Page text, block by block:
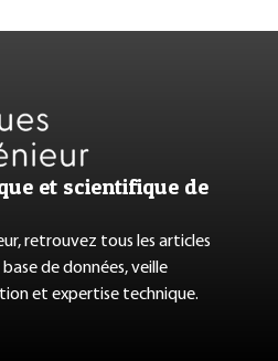
et scientifique de
retrouvez tous les articles
de données, veille
et expertise technique.